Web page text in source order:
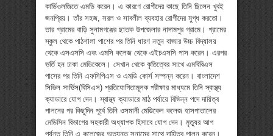
কার্ডিওলজিতে এমডি করেন। এ কারণে রোগীদের কাছে তিনি ছিলেন খুবই
জনপ্রিয়। তাঁর সহজ, সরল ও সাবলীল ব্যবহার রোগীদের মুগ্ধ করতো।
তার গ্রামের বাড়ি সুনামগঞ্জের ছাতক উপজেলার নাদামপুর গ্রামে। গ্রামের
স্কুল থেকে পাঠশালা পাশের পর তিনি ধারণ নতুন বাজার উচ্চ বিদ্যালয়
থেকে এসএসসি এবং এমসি কলেজ থেকে এইচএসসি পাস করেন। এরপর
ভর্তি হন ঢাকা মেডিকেলে। সেখান থেকে কৃতিত্বের সাথে এমবিবিএস
পাসের পর তিনি এফসিপিএস ও এমডি কোর্স সম্পন্ন করেন। বাংলাদেশ
সিভিল সার্ভিস(বিসিএস) প্রতিযোগিতামূলক পরীক্ষার মাধ্যমে তিনি স্বাস্থ্য
ক্যাডারে যোগ দেন। স্বাস্থ্য ক্যাডারে মাঠ পর্যায়ে বিভিন্ন পদে দায়িত্ব
পালনের পর কিছুদিন পূর্বে তিনি ওসমানী মেডিকেল কলেজ হাসপাতালের
মেডিসিন বিভাগের সহকারী অধ্যাপক হিসাবে যোগ দেন। মৃত্যুর আগ
পর্যন্ত তিনি এ কলেজের অত্যন্ত সুনামের সাথে দায়িত্ব পালন করেন।